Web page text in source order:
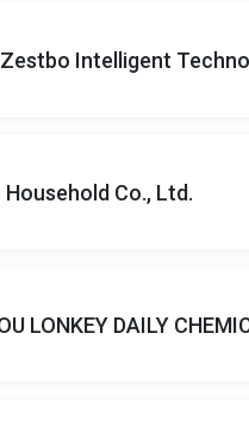
Intelligent
Co., Ltd.
LONKEY DAILY